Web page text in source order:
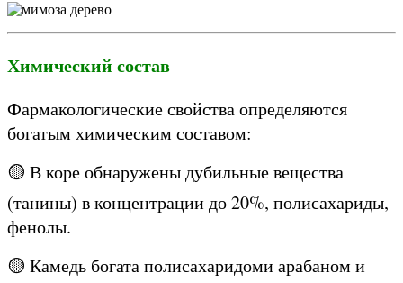
Химический состав
Фармакологические свойства определяются
богатым химическим составом:
🟡 В коре обнаружены дубильные вещества
(танины) в концентрации до 20%, полисахариды,
фенолы.
🟡 Камедь богата полисахаридоми арабаном и